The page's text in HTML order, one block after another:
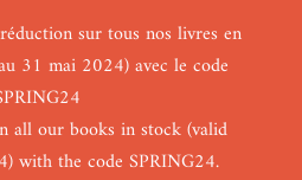
sur tous nos livres en
31 mai 2024) avec le code
all our books in stock (valid
with the code SPRING24.
0 0